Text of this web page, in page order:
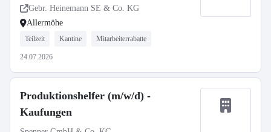
Gebr. Heinemann SE & Co. KG
Allermöhe
Teilzeit Kantine Mitarbeiterrabatte
24.07.2026
Produktionshelfer (m/w/d) -
Kaufungen